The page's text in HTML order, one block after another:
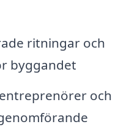
ritningar och
byggandet
och